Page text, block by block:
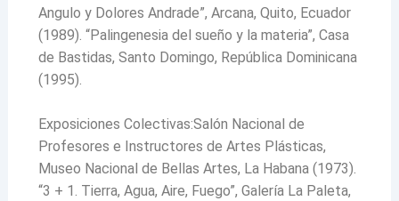
Angulo y Dolores Andrade”, Arcana, Quito, Ecuador
(1989). “Palingenesia del sueño y la materia”, Casa
de Bastidas, Santo Domingo, República Dominicana
(1995).
Exposiciones Colectivas:Salón Nacional de
Profesores e Instructores de Artes Plásticas,
Museo Nacional de Bellas Artes, La Habana (1973).
“3 + 1. Tierra, Agua, Aire, Fuego”, Galería La Paleta,